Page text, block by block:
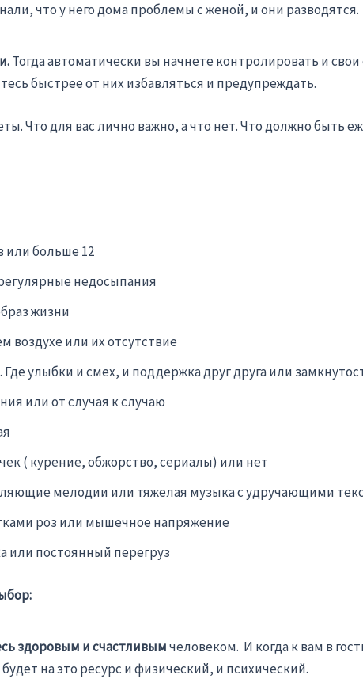
что у него дома проблемы с женой, и они разводятся.
Тогда автоматически вы начнете контролировать и
быстрее от них избавляться и предупреждать.
Что для вас лично важно, а что нет. Что должно быть
или больше 12
недосыпания
жизни
воздухе или их отсутствие
улыбки и смех, и поддержка друг друга или
или от случая к случаю
( курение, обжорство, сериалы) или нет
мелодии или тяжелая музыка с удручающими
роз или мышечное напряжение
или постоянный перегруз
здоровым и счастливымчеловеком. И когда к вам в
на это ресурс и физический, и психический.